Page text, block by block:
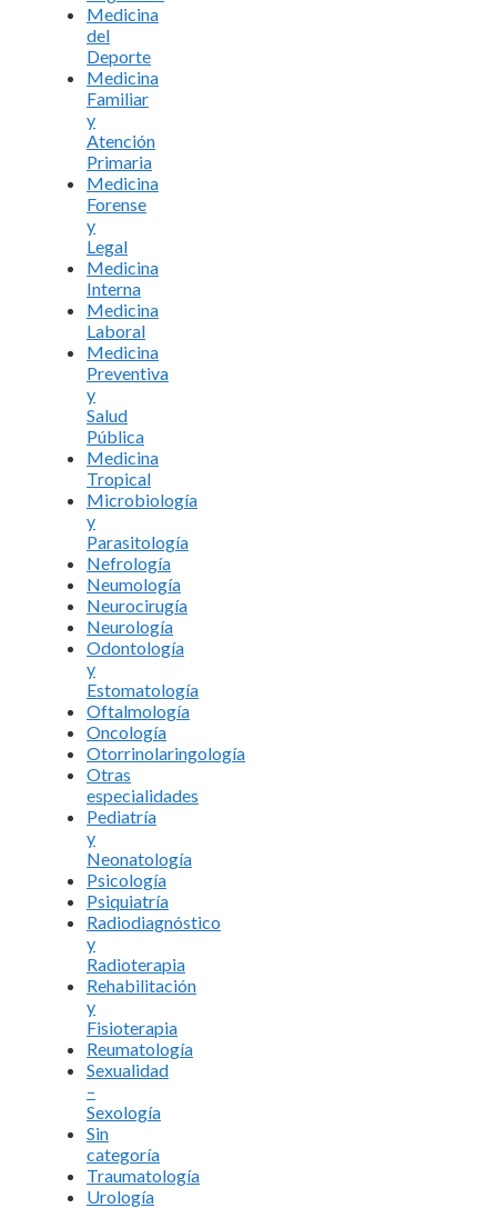
Medicina
del
Deporte
Medicina
Familiar
y
Atención
Primaria
Medicina
Forense
y
Legal
Medicina
Interna
Medicina
Laboral
Medicina
Preventiva
y
Salud
Pública
Medicina
Tropical
Microbiología
y
Parasitología
Nefrología
Neumología
Neurocirugía
Neurología
Odontología
y
Estomatología
Oftalmología
Oncología
Otorrinolaringología
Otras
especialidades
Pediatría
y
Neonatología
Psicología
Psiquiatría
Radiodiagnóstico
y
Radioterapia
Rehabilitación
y
Fisioterapia
Reumatología
Sexualidad
–
Sexología
Sin
categoría
Traumatología
Urología